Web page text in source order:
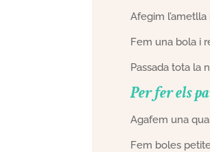
Afegim
Fem una bola i
Passada tota la
Per fer els
Agafem una
Fem boles